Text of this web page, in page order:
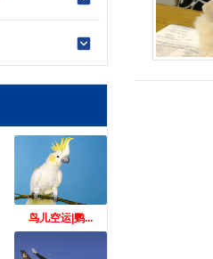
鸟儿空运|鹦...